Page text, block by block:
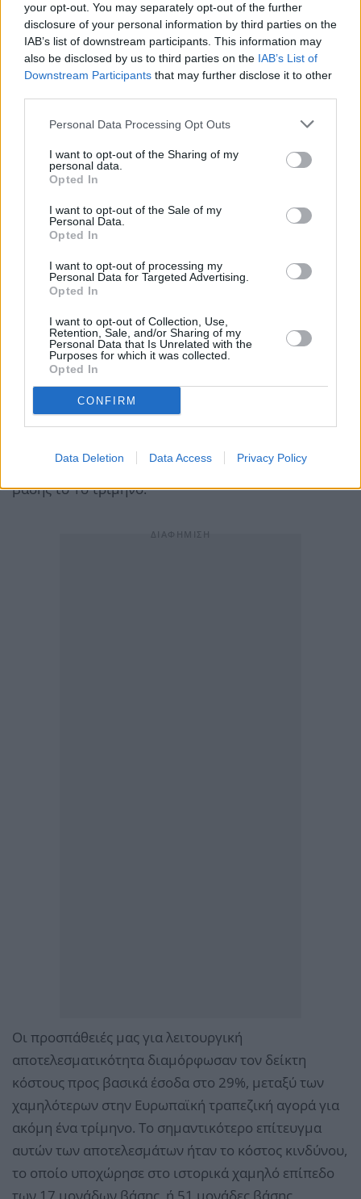
your opt-out. You may separately opt-out of the further
disclosure of your personal information by third parties on the
IAB’s list of downstream participants. This information may
also be disclosed by us to third parties on the IAB’s List of
Downstream Participants that may further disclose it to other
Personal Data Processing Opt Outs
I want to opt-out of the Sharing of my
personal data.
Opted In
I want to opt-out of the Sale of my
Personal Data.
Opted In
I want to opt-out of processing my
Personal Data for Targeted Advertising.
Opted In
I want to opt-out of Collection, Use,
Retention, Sale, and/or Sharing of my
Personal Data that Is Unrelated with the
Purposes for which it was collected.
Opted In
CONFIRM
Data Deletion Data Access Privacy Policy
Πώς σχολίασε ο Μεγάλου τα αποτελέσματα –
Στόχος η καταβολή μερίσματος στους μετόχους,
ποσού 80 εκατ. ευρώ για τη χρήση του 2023
Το 2024 ξεκίνησε δυναμικά για την Πειραιώς,
επιβεβαιώνοντας την πρόοδο προς την επίτευξη των
στόχων του έτους. Κατά το 1ο τρίμηνο
παρουσιάσαμε ένα ακόμη σύνολο ισχυρών
κέρδη ανά μετοχή και 16,5% απόδοση κεφαλαίων.»,
τόνισε ο διευθύνων σύμβουλος της τράπεζας
Χρήστος Μεγάλου και πρόσθεσε: «η Πειραιώς πέτυχε
διατηρήσιμη κερδοφορία λαμβάνοντας υπόψη τους
κεφαλαίων της, μέσω διαφοροποιημένων πηγών
εσόδων και πειθαρχίας κόστους, διατηρώντας
παράλληλα συνετή διαχείριση πιστωτικού κινδύνου.
Τα έσοδά μας επέδειξαν ανθεκτικότητα, με τα καθαρά
έντοκα αποτελέσματα να παραμένουν σε υψηλό
προμήθειες προς το ενεργητικό στις 76 μονάδες
βάσης το 1ο τρίμηνο.
Οι προσπάθειές μας για λειτουργική
αποτελεσματικότητα διαμόρφωσαν τον δείκτη
κόστους προς βασικά έσοδα στο 29%, μεταξύ των
χαμηλότερων στην Ευρωπαϊκή τραπεζική αγορά για
ακόμη ένα τρίμηνο. Το σημαντικότερο επίτευγμα
αυτών των αποτελεσμάτων ήταν το κόστος κινδύνου,
το οποίο υποχώρησε στο ιστορικά χαμηλό επίπεδο